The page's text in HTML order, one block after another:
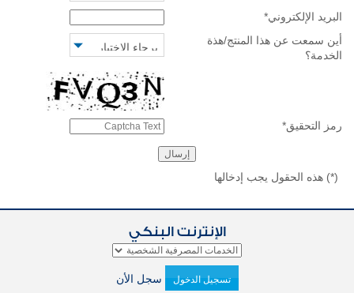
البريد الإلكتروني*
أين سمعت عن هذا المنتج/هذة
الخدمة؟
رمز التحقيق*
(*) هذه الحقول يجب إدخالها
الإنترنت البنكي
تسجيل الدخول سجل الأن